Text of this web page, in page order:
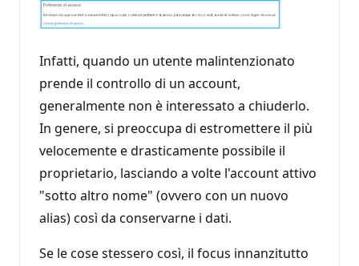
Infatti, quando un utente malintenzionato
prende il controllo di un account,
generalmente non è interessato a chiuderlo.
In genere, si preoccupa di estromettere il più
velocemente e drasticamente possibile il
proprietario, lasciando a volte l'account attivo
"sotto altro nome" (ovvero con un nuovo
alias) così da conservarne i dati.
Se le cose stessero così, il focus innanzitutto